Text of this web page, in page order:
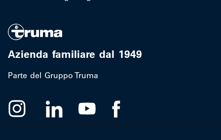
Azienda familiare dal 1949
Parte del Gruppo Truma